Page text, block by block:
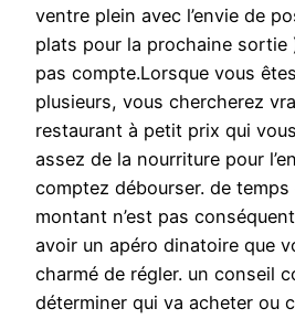
ventre plein avec l’envie de
plats pour la prochaine sortie
pas compte.Lorsque vous
plusieurs, vous chercherez
restaurant à petit prix qui
assez de la nourriture pour
comptez débourser. de
montant n’est pas
avoir un apéro dinatoire que
charmé de régler. un conseil
déterminer qui va acheter ou